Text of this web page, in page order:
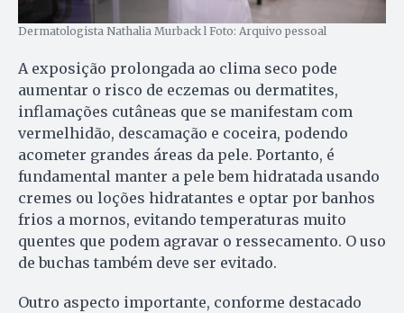
Dermatologista Nathalia Murback l Foto: Arquivo pessoal
A exposição prolongada ao clima seco pode
aumentar o risco de eczemas ou dermatites,
inflamações cutâneas que se manifestam com
vermelhidão, descamação e coceira, podendo
acometer grandes áreas da pele. Portanto, é
fundamental manter a pele bem hidratada usando
cremes ou loções hidratantes e optar por banhos
frios a mornos, evitando temperaturas muito
quentes que podem agravar o ressecamento. O uso
de buchas também deve ser evitado.
Outro aspecto importante, conforme destacado